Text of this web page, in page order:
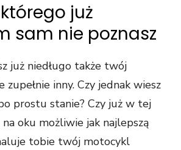
już
sam nie poznasz
już niedługo także twój
zupełnie inny. Czy jednak wiesz
prostu stanie? Czy już w tej
oku możliwie jak najlepszą
tobie twój motocykl